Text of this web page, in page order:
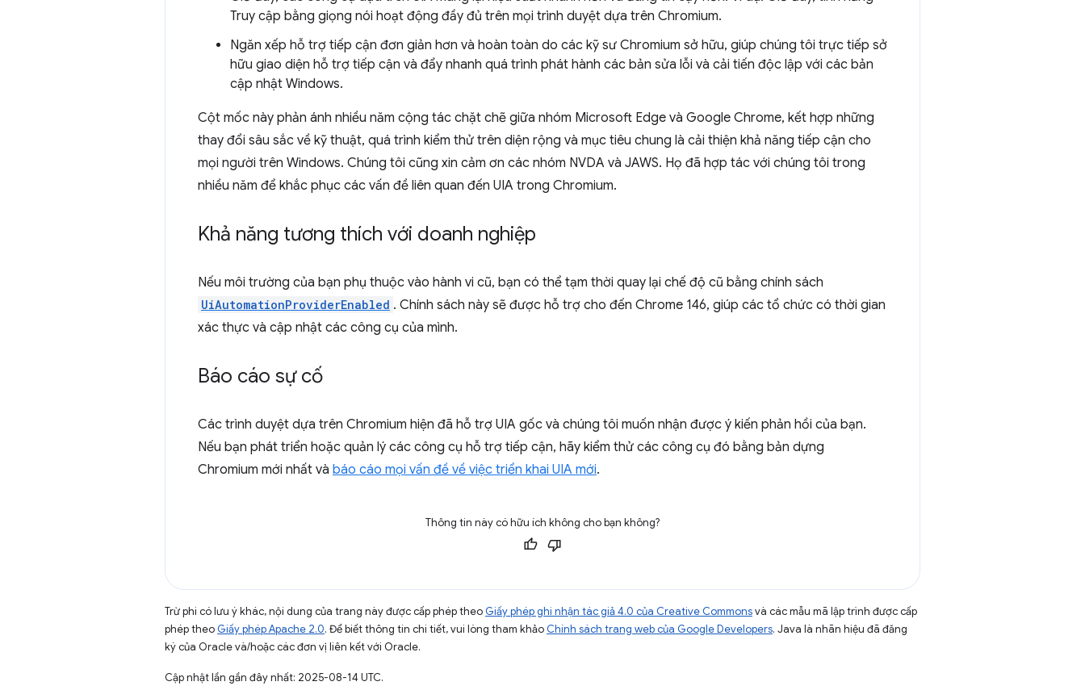
Truy cập bằng giọng nói hoạt động đầy đủ trên mọi trình duyệt dựa trên Chromium.
Ngăn xếp hỗ trợ tiếp cận đơn giản hơn và hoàn toàn do các kỹ sư Chromium sở hữu, giúp chúng tôi trực tiếp sở
hữu giao diện hỗ trợ tiếp cận và đẩy nhanh quá trình phát hành các bản sửa lỗi và cải tiến độc lập với các bản
cập nhật Windows.
Cột mốc này phản ánh nhiều năm cộng tác chặt chẽ giữa nhóm Microsoft Edge và Google Chrome, kết hợp những
thay đổi sâu sắc về kỹ thuật, quá trình kiểm thử trên diện rộng và mục tiêu chung là cải thiện khả năng tiếp cận cho
mọi người trên Windows. Chúng tôi cũng xin cảm ơn các nhóm NVDA và JAWS. Họ đã hợp tác với chúng tôi trong
nhiều năm để khắc phục các vấn đề liên quan đến UIA trong Chromium.
Khả năng tương thích với doanh nghiệp
Nếu môi trường của bạn phụ thuộc vào hành vi cũ, bạn có thể tạm thời quay lại chế độ cũ bằng chính sách
UiAutomationProviderEnabled . Chính sách này sẽ được hỗ trợ cho đến Chrome 146, giúp các tổ chức có thời gian
xác thực và cập nhật các công cụ của mình.
Báo cáo sự cố
Các trình duyệt dựa trên Chromium hiện đã hỗ trợ UIA gốc và chúng tôi muốn nhận được ý kiến phản hồi của bạn.
Nếu bạn phát triển hoặc quản lý các công cụ hỗ trợ tiếp cận, hãy kiểm thử các công cụ đó bằng bản dựng
Chromium mới nhất và báo cáo mọi vấn đề về việc triển khai UIA mới.
Thông tin này có hữu ích không cho bạn không?
Trừ phi có lưu ý khác, nội dung của trang này được cấp phép theo Giấy phép ghi nhận tác giả 4.0 của Creative Commonsvà các mẫu mã lập trình được cấp
phép theo Giấy phép Apache 2.0. Để biết thông tin chi tiết, vui lòng tham khảo Chính sách trang web của Google Developers. Java là nhãn hiệu đã đăng
ký của Oracle và/hoặc các đơn vị liên kết với Oracle.
Cập nhật lần gần đây nhất: 2025-08-14 UTC.